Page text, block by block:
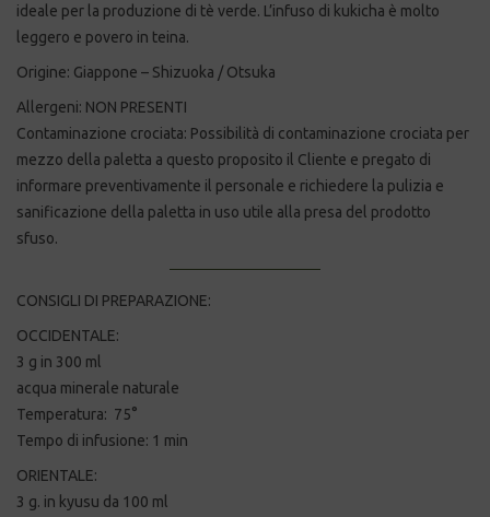
ideale per la produzione di tè verde. L’infuso di kukicha è molto
leggero e povero in teina.
Origine: Giappone – Shizuoka / Otsuka
Allergeni: NON PRESENTI
Contaminazione crociata: Possibilità di contaminazione crociata per
mezzo della paletta a questo proposito il Cliente e pregato di
informare preventivamente il personale e richiedere la pulizia e
sanificazione della paletta in uso utile alla presa del prodotto
sfuso.
CONSIGLI DI PREPARAZIONE:
OCCIDENTALE:
3 g in 300 ml
acqua minerale naturale
Temperatura: 75°
Tempo di infusione: 1 min
ORIENTALE:
3 g. in kyusu da 100 ml